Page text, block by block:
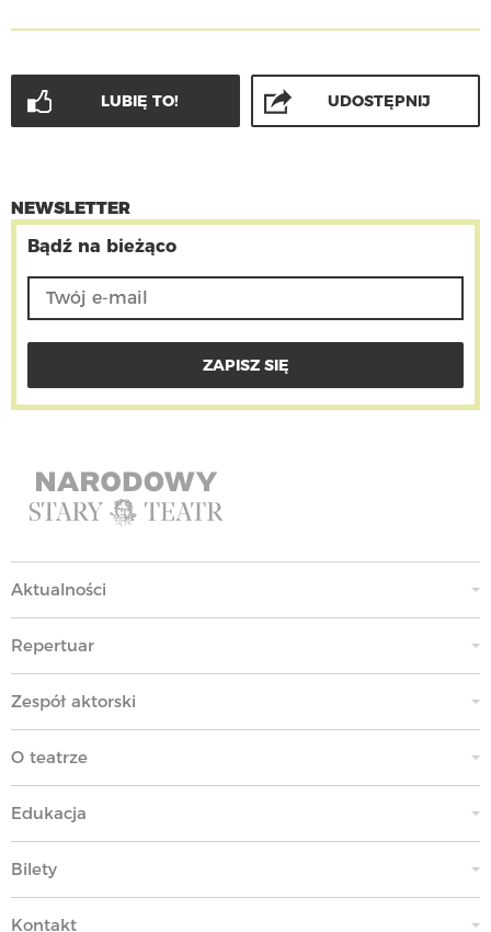
LUBIĘ TO! UDOSTĘPNIJ
NEWSLETTER
Bądź na bieżąco
Aktualności
Repertuar
Zespół aktorski
O teatrze
Edukacja
Bilety
Kontakt